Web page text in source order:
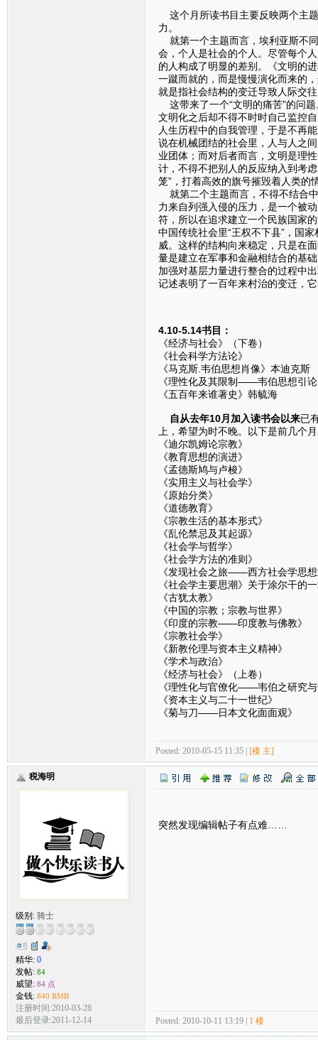
这个月所读书目主要反映两个主
力。
就第一个主题而言，埃利亚斯不
会，个人是社会的个人。尽管每个
的人构成了明显的差别。《文明的
一蹴而就的，而是慢慢演化而来的
就是指社会结构的变迁导致人际交
这带来了一个“文明的痛苦”的问
文明化之后却不得不时时自己监控
人生历程中的自我管理，于是不再
说在机械团结的社会里，人与人之
业团体；而对后者而言，文明是理
计，不得不把别人的反应纳入到考
笼”，打着高效的旗号摧毁着人类的
就第二个主题而言，不得不结合
力来自列强入侵的压力，是一个被
符，所以在追求建立一个民族国家
中国传统社会里“王权不下县”，国
威。这样的结构向来稳定，只是在
量是建立在军事和金融相结合的基
加强对基层力量进行整合的过程中
记述表明了一百年来村治的变迁，
4.10-5.14书目：
《经济与社会》（下卷）
《社会科学方法论》
《马克斯.韦伯思想肖像》本迪克斯
《理性化及其限制——韦伯思想引
《五百年来谁著史》韩毓海
自从去年10月加入读书会以来已
上，希望为时不晚。以下是前几个
《迪尔凯姆论宗教》
《教育思想的演进》
《孟德斯鸠与卢梭》
《实用主义与社会学》
《原始分类》
《道德教育》
《宗教生活的基本形式》
《乱伦禁忌及其起源》
《社会学与哲学》
《社会学方法的准则》
《发现社会之旅——西方社会学思
《社会学主要思潮》关于涂尔干的
《古犹太教》
《中国的宗教；宗教与世界》
《印度的宗教——印度教与佛教》
《宗教社会学》
《新教伦理与资本主义精神》
《学术与政治》
《经济与社会》（上卷）
《理性化与官僚化——韦伯之研究
《资本主义与二十一世纪》
《菊与刀——日本文化面面观》
Posted: 2010-05-15 11:35 | [楼 主]
税海明
级别: 骑士
精华: 0
发帖: 84
威望: 84 点
金钱: 840 RMB
注册时间:2010-03-28
最后登录:2011-12-14
突然发现编辑帖子有点难……
Posted: 2010-10-11 13:19 | 1 楼